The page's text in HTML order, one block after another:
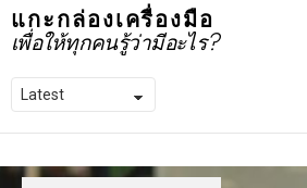
แกะกล่องเครื่องมือ
เพื่อให้ทุกคนรู้ว่ามีอะไร?